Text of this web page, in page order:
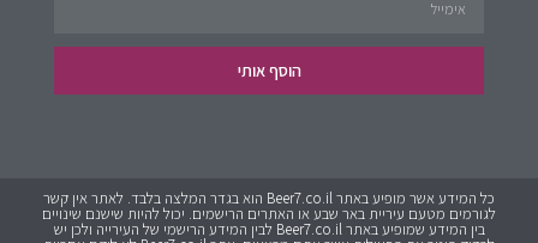
הוסף אותי
כל המידע אשר מופיע באתר Beer7.co.il הוא בגדר המלצה בלבד. לאתר אין קשר
לגורמים מטעם עיריית באר שבע או האתרים הרישמים. יכול להיות שישנם שינויים
בין המידע שמופיע באתר Beer7.co.il לבין המידע הרישמי של העירייה ולכן יש